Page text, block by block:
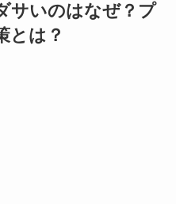
サいのはなぜ？プ
とは？